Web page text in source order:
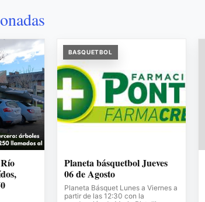
BASQUETBOL
Planeta básquetbol Jueves
06 de Agosto
Planeta Básquet Lunes a Viernes a
partir de las 12:30 con la